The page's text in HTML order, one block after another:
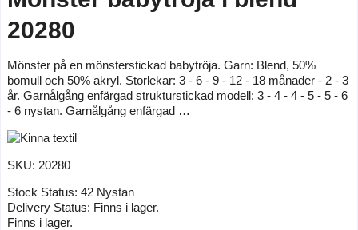
20280
Mönster på en mönsterstickad babytröja. Garn: Blend, 50%
bomull och 50% akryl. Storlekar: 3 - 6 - 9 - 12 - 18 månader - 2 - 3
år. Garnålgång enfärgad strukturstickad modell: 3 - 4 - 4 - 5 - 5 - 6
- 6 nystan. Garnålgång enfärgad …
SKU: 20280
Stock Status: 42 Nystan
Delivery Status: Finns i lager.
Finns i lager.